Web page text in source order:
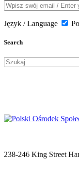
Język / Language
Search
Szukaj:
238-246 King Street